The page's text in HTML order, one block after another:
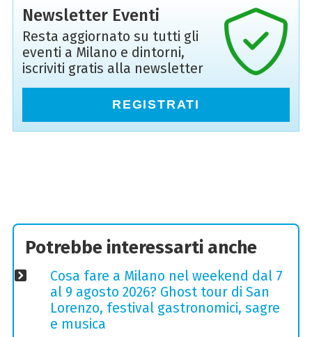
Newsletter Eventi
Resta aggiornato su tutti gli
eventi a Milano e dintorni,
iscriviti gratis alla newsletter
REGISTRATI
Potrebbe interessarti anche
Cosa fare a Milano nel weekend dal 7
al 9 agosto 2026? Ghost tour di San
Lorenzo, festival gastronomici, sagre
e musica